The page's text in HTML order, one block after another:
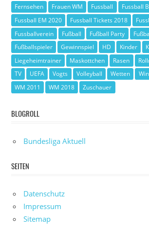
Fernsehen
Frauen WM Fussball
Fussball
Fussball EM 2020
Fussball Tickets 2018
Fussballverein
Fußball Fußball Party
Fußballspieler
Gewinnspiel HD Kinder
Liegeheimtrainer
Maskottchen Rasen
TV
UEFA Vogts Volleyball Wetten
WM 2011
WM 2018 Zuschauer
BLOGROLL
Bundesliga Aktuell
SEITEN
Datenschutz
Impressum
Sitemap